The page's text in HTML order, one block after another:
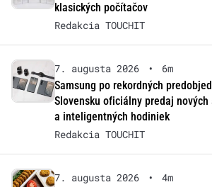
klasických počítačov
Redakcia TOUCHIT
7. augusta 2026 •
6m
Samsung po rekordných
Slovensku oficiálny predaj
a inteligentných hodiniek
Redakcia TOUCHIT
7. augusta 2026 •
4m